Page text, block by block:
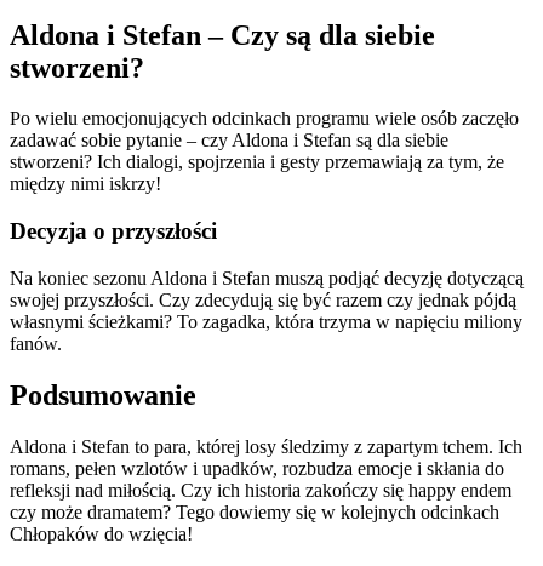
Aldona i Stefan – Czy są dla siebie
stworzeni?
Po wielu emocjonujących odcinkach programu wiele osób zaczęło
zadawać sobie pytanie – czy Aldona i Stefan są dla siebie
stworzeni? Ich dialogi, spojrzenia i gesty przemawiają za tym, że
między nimi iskrzy!
Decyzja o przyszłości
Na koniec sezonu Aldona i Stefan muszą podjąć decyzję dotyczącą
swojej przyszłości. Czy zdecydują się być razem czy jednak pójdą
własnymi ścieżkami? To zagadka, która trzyma w napięciu miliony
fanów.
Podsumowanie
Aldona i Stefan to para, której losy śledzimy z zapartym tchem. Ich
romans, pełen wzlotów i upadków, rozbudza emocje i skłania do
refleksji nad miłością. Czy ich historia zakończy się happy endem
czy może dramatem? Tego dowiemy się w kolejnych odcinkach
Chłopaków do wzięcia!